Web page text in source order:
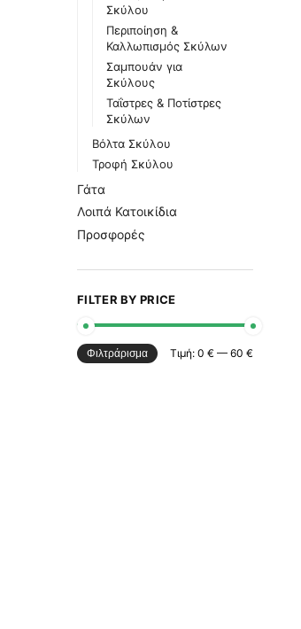
Σκύλου
Περιποίηση &
Καλλωπισμός Σκύλων
Σαμπουάν για
Σκύλους
Ταΐστρες & Ποτίστρες
Σκύλων
Βόλτα Σκύλου
Τροφή Σκύλου
Γάτα
Λοιπά Κατοικίδια
Προσφορές
FILTER BY PRICE
Φιλτράρισμα Τιμή: 0 € — 60 €